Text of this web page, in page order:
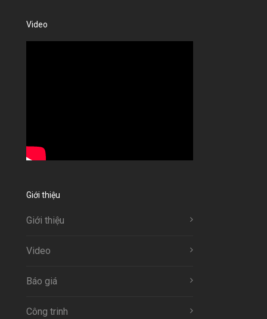
Video
Giới thiệu
Giới thiệu
Video
Báo giá
Công trinh